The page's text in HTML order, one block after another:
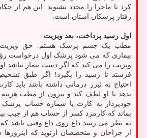
کرد تا ماجرا را مجدد بشنوند. این هم از
رفتار پزشکان استان است.
اول رسید پرداخت، بعد ویزیت
مطب یک چشم پزشک هستم. حق ویزیت
بیماری که می شود پزشک اول درخواست
ویزیت را می کند که اگر دست بیمار نباشد
فرستد تا رسید را بگیرد! اگر طبق
احتیاج به لیزر درمانی داشته باشد باید
بدهد تا او لطف کند و بیرون از مطب
خودپرداز به کارت یا شماره حساب پزشک
بماند که کارمزد کسر از حساب هم از جیب
به نظر می رسد داغ روی داغ وقتی باشد که
از جراحان و متخصصان ارتوپد که